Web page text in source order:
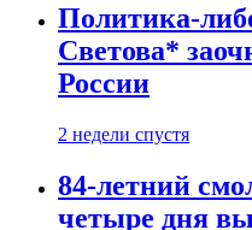
Политика-
Светова*
России
2 недели спустя
84-летний
четыре дня